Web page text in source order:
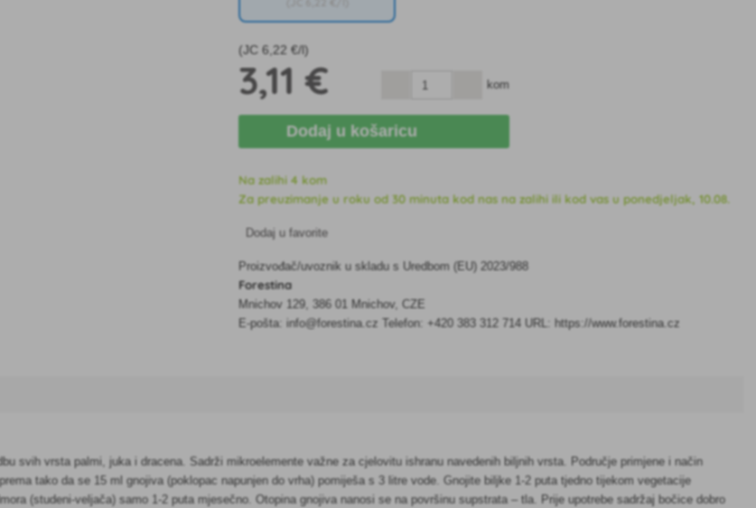
(JC6,22 €/l)
3,11 € kom
Dodaj u košaricu
Na zalihi 4 kom
Za preuzimanje u roku od 30 minuta kod nas na zalihi ili kod vas u ponedjeljak, 10.08.
Dodaj u favorite
Proizvođač/uvoznik u skladu s Uredbom (EU) 2023/988
Forestina
Mnichov 129, 386 01 Mnichov, CZE
E-pošta: info@forestina.cz Telefon: +420 383 312 714 URL: https://www.forestina.cz
svih vrsta palmi, juka i dracena. Sadrži mikroelemente važne za cjelovitu ishranu navedenih biljnih vrsta. Područje primjene i način
tako da se 15 ml gnojiva (poklopac napunjen do vrha) pomiješa s 3 litre vode. Gnojite biljke 1-2 puta tjedno tijekom vegetacije
(studeni-veljača) samo 1-2 puta mjesečno. Otopina gnojiva nanosi se na površinu supstrata – tla. Prije upotrebe sadržaj bočice dobro